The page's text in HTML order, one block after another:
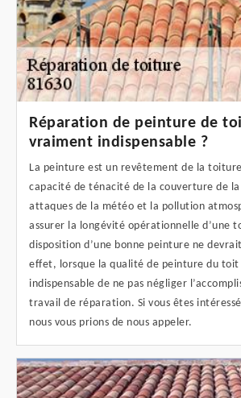
Réparation de peinture de
vraiment indispensable ?
La peinture est un revêtement de la
capacité de ténacité de la couverture de la
attaques de la météo et la pollution
assurer la longévité opérationnelle d’une
disposition d’une bonne peinture ne
effet, lorsque la qualité de peinture du
indispensable de ne pas négliger
travail de réparation. Si vous êtes
nous vous prions de nous appeler.